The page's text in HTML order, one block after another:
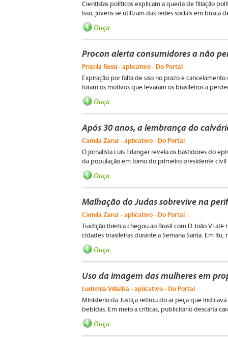
Cientistas políticos explicam a queda de filiação
isso, jovens se utilizam das redes sociais em busca
Ouça
Procon alerta consumidores a não
Priscila Rossi - aplicativo - Do Portal
Expiração por falta de uso no prazo e
foram os motivos que levaram os brasileiros a
Ouça
Após 30 anos, a lembrança do
Camila Zarur - aplicativo - Do Portal
O jornalista Luis Erlanger revela os bastidores do
da população em torno do primeiro presidente
Ouça
Malhação do Judas sobrevive na
Camila Zarur - aplicativo - Do Portal
Tradição ibérica chegou ao Brasil com D.João VI
cidades brasileiras durante a Semana Santa. Em
Ouça
Uso da imagem das mulheres em
Ludimila Villalba - aplicativo - Do Portal
Ministério da Justiça retirou do ar peça que
bebidas. Em meio a críticas, publicitário descarta
Ouça